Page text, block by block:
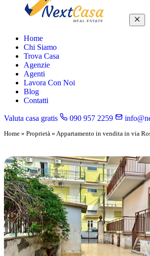
Home
Chi Siamo
Trova Casa
Agenzie
Agenti
Lavora Con Noi
Blog
Contatti
Valuta casa gratis 090 957 2259
Home » Proprietà » Appartamento in vendita in via